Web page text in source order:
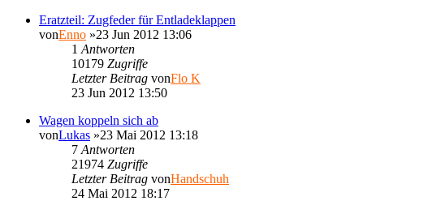
Eratzteil: Zugfeder für Entladeklappen
vonEnno »23 Jun 2012 13:06
1 Antworten
10179 Zugriffe
Letzter Beitrag vonFlo K
23 Jun 2012 13:50
Wagen koppeln sich ab
vonLukas »23 Mai 2012 13:18
7 Antworten
21974 Zugriffe
Letzter Beitrag vonHandschuh
24 Mai 2012 18:17